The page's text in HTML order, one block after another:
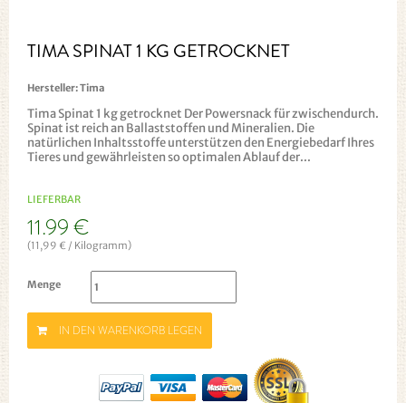
TIMA SPINAT 1 KG GETROCKNET
Hersteller:Tima
Tima Spinat 1 kg getrocknet Der Powersnack für zwischendurch.
Spinat ist reich an Ballaststoffen und Mineralien. Die
natürlichen Inhaltsstoffe unterstützen den Energiebedarf Ihres
Tieres und gewährleisten so optimalen Ablauf der...
LIEFERBAR
11.99 €
(11,99 € / Kilogramm)
Menge
IN DEN WARENKORB LEGEN